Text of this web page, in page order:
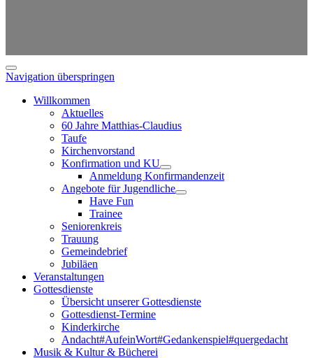
Navigation überspringen
Willkommen
Aktuelles
60 Jahre Matthias-Claudius
Taufe
Kirchenvorstand
Konfirmation und KU
Anmeldung Konfirmandenzeit
Angebote für Jugendliche
Have Fun
Trainee
Seniorenkreis
Trauung
Gemeindebrief
Jubiläen
Veranstaltungen
Gottesdienste
Übersicht unserer Gottesdienste
Gottesdienst-Termine
Kinderkirche
Andacht#AufeinWort#Gedankenspiel#quergedacht
Musik & Kultur & Bücherei